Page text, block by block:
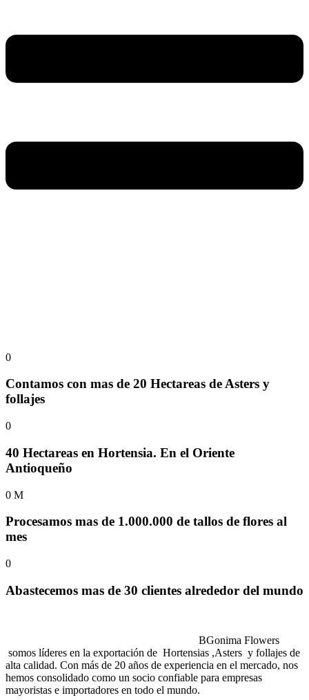
0
Contamos con mas de 20 Hectareas de Asters y
follajes
0
40 Hectareas en Hortensia. En el Oriente
Antioqueño
0 M
Procesamos mas de 1.000.000 de tallos de flores al
mes
0
Abastecemos mas de 30 clientes alrededor del mundo
BGonima Flowers
somos líderes en la exportación de Hortensias ,Asters y follajes de
alta calidad. Con más de 20 años de experiencia en el mercado, nos
hemos consolidado como un socio confiable para empresas
mayoristas e importadores en todo el mundo.